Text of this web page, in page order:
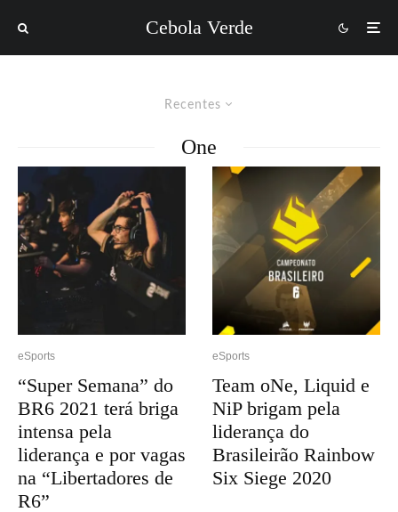
Cebola Verde
Recentes
One
eSports
“Super Semana” do
BR6 2021 terá briga
intensa pela
liderança e por vagas
na “Libertadores de
R6”
eSports
Team oNe, Liquid e
NiP brigam pela
liderança do
Brasileirão Rainbow
Six Siege 2020